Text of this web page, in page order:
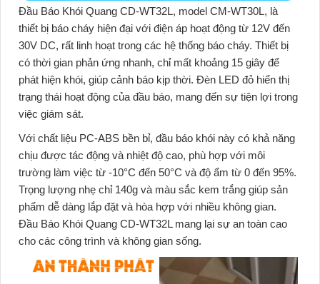
Đầu Báo Khói Quang CD-WT32L, model CM-WT30L, là
thiết bị báo cháy hiện đại với điện áp hoạt động từ 12V đến
30V DC, rất linh hoạt trong các hệ thống báo cháy. Thiết bị
có thời gian phản ứng nhanh, chỉ mất khoảng 15 giây để
phát hiện khói, giúp cảnh báo kịp thời. Đèn LED đỏ hiển thị
trạng thái hoạt động của đầu báo, mang đến sự tiện lợi trong
việc giám sát.
Với chất liệu PC-ABS bền bỉ, đầu báo khói này có khả năng
chịu được tác động và nhiệt độ cao, phù hợp với môi
trường làm việc từ -10°C đến 50°C và độ ẩm từ 0 đến 95%.
Trọng lượng nhẹ chỉ 140g và màu sắc kem trắng giúp sản
phẩm dễ dàng lắp đặt và hòa hợp với nhiều không gian.
Đầu Báo Khói Quang CD-WT32L mang lại sự an toàn cao
cho các công trình và không gian sống.